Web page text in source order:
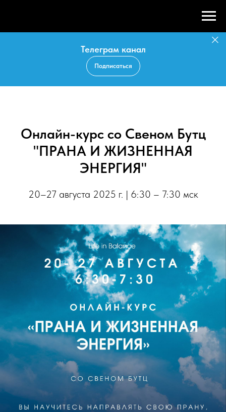
Телеграм канал
Подписаться
Онлайн-курс со Свеном Бутц
"ПРАНА И ЖИЗНЕННАЯ
ЭНЕРГИЯ"
20–27 августа 2025 г. | 6:30 – 7:30 мск